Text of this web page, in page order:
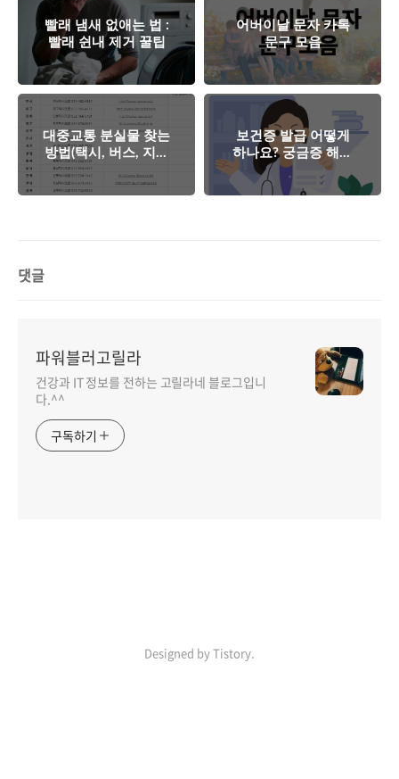
빨래 냄새 없애는 법 :
빨래 쉰내 제거 꿀팁
어버이날 문자 카톡
문구 모음
대중교통 분실물 찾는
방법(택시, 버스, 지하
보건증 발급 어떻게
하나요? 궁금증 해결
해 드립니다.
댓글
파워블러고릴라
건강과 IT 정보를 전하는 고릴라네 블로그입니
다.^^
구독하기
Designed by Tistory.